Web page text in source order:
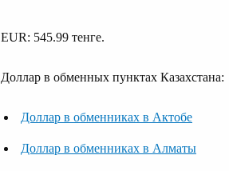
EUR: 545.99 тенге.
Доллар в обменных пунктах Казахстана:
Доллар в обменниках в Актобе
Доллар в обменниках в Алматы